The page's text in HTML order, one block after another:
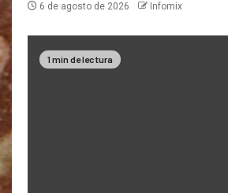
6 de agosto de 2026 Infomix
1 min de lectura